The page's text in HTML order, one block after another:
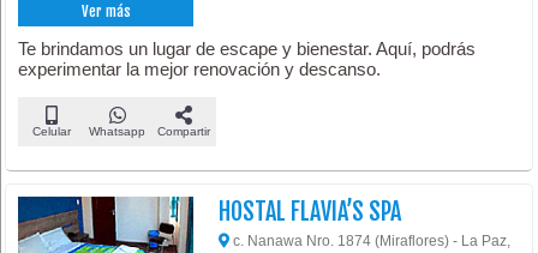
Ver más
Te brindamos un lugar de escape y bienestar. Aquí, podrás
experimentar la mejor renovación y descanso.
Celular Whatsapp Compartir
HOSTAL FLAVIA’S SPA
c. Nanawa Nro. 1874 (Miraflores) - La Paz,